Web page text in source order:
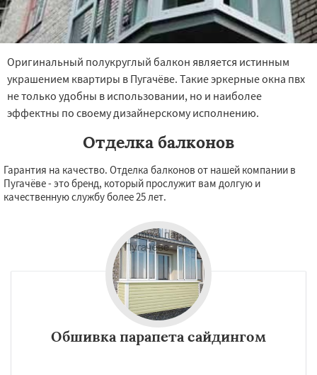
Оригинальный полукруглый балкон является истинным
украшением квартиры в Пугачёве. Такие эркерные окна пвх
не только удобны в использовании, но и наиболее
эффектны по своему дизайнерскому исполнению.
Отделка балконов
Гарантия на качество. Отделка балконов от нашей компании в
Пугачёве - это бренд, который прослужит вам долгую и
качественную службу более 25 лет.
Обшивка парапета сайдингом